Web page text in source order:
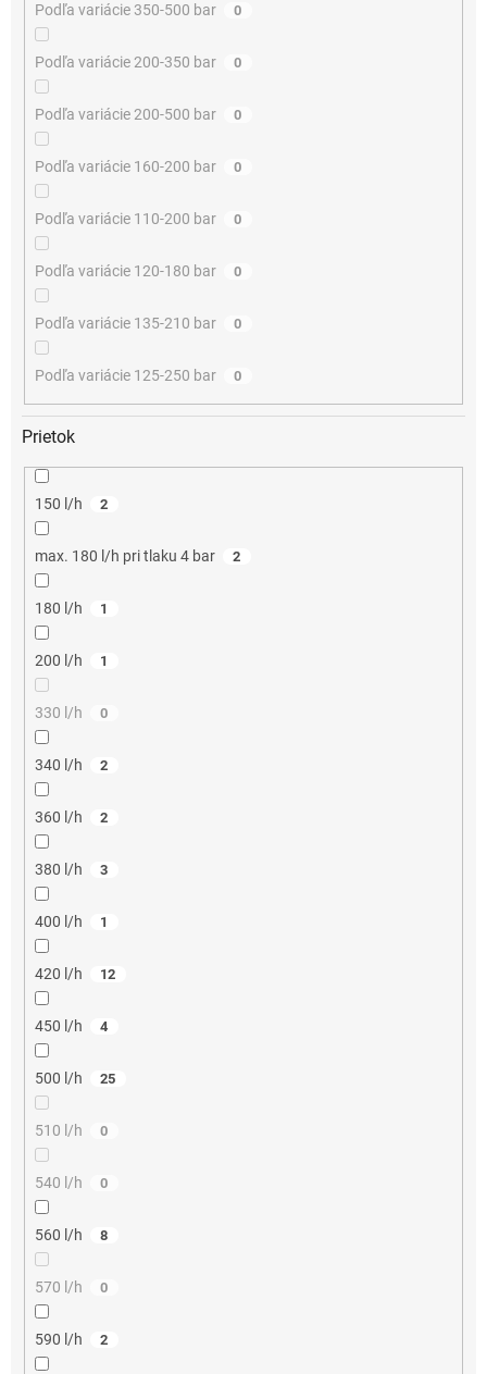
Podľa variácie 350-500 bar 0
Podľa variácie 200-350 bar 0
Podľa variácie 200-500 bar 0
Podľa variácie 160-200 bar 0
Podľa variácie 110-200 bar 0
Podľa variácie 120-180 bar 0
Podľa variácie 135-210 bar 0
Podľa variácie 125-250 bar 0
Prietok
150 l/h 2
max. 180 l/h pri tlaku 4 bar 2
180 l/h 1
200 l/h 1
330 l/h 0
340 l/h 2
360 l/h 2
380 l/h 3
400 l/h 1
420 l/h 12
450 l/h 4
500 l/h 25
510 l/h 0
540 l/h 0
560 l/h 8
570 l/h 0
590 l/h 2